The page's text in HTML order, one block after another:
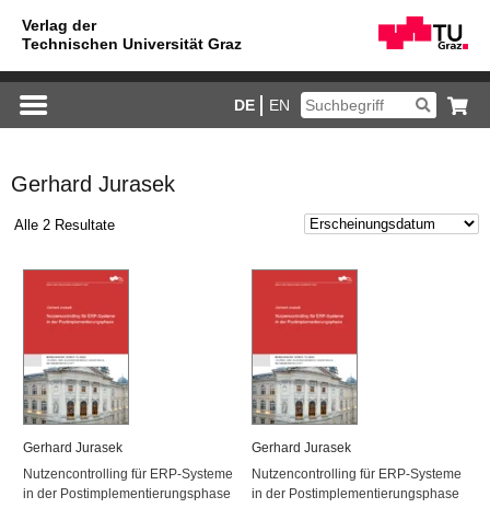
DE EN
Gerhard Jurasek
Alle 2 Resultate
Ger­hard Ju­ra­sek
Nut­zen­con­trol­ling für ERP-Sys­te­me
in der Po­st­im­ple­men­tie­rungs­pha­se
Ger­hard Ju­ra­sek
Nut­zen­con­trol­ling für ERP-Sys­te­me
in der Po­st­im­ple­men­tie­rungs­pha­se